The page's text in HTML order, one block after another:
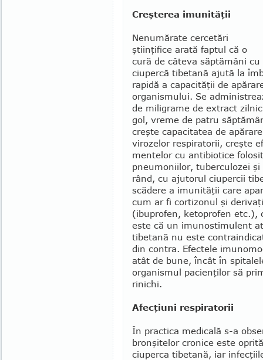
Creşterea imunităţii
Nenumărate cercetări
ştiinţifice arată faptul că o
cură de câteva săptămâni
ciupercă tibe­tană ajută la
rapidă a capacităţii de
organismului. Se
de mili­grame de extract
gol, vreme de patru
creşte capacitatea de
virozelor respiratorii, creşte
mentelor cu antibiotice
pneumo­niilor, tuberculozei
rând, cu ajutorul ciupercii
scădere a imunităţii care
cum ar fi cortizonul şi
(ibu­pro­fen, ketoprofen etc.),
este că un imunostimulent
tibetană nu este
din contra. Efec­tele
atât de bune, încât în
organismul pacienţilor să
rinichi.
Afecţiuni respiratorii
În practica medicală s-a
bronşitelor cronice este
ciuperca tibetană, iar